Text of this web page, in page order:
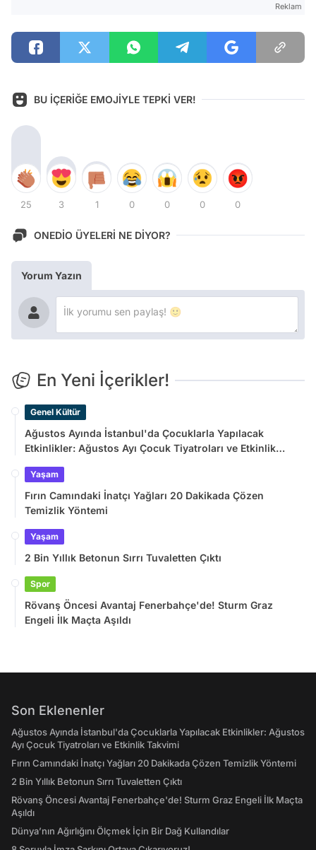
Reklam
BU İÇERİĞE EMOJİYLE TEPKİ VER!
25 3 1 0 0 0 0
ONEDİO ÜYELERİ NE DİYOR?
Yorum Yazın
En Yeni İçerikler!
Genel Kültür
Ağustos Ayında İstanbul'da Çocuklarla Yapılacak
Etkinlikler: Ağustos Ayı Çocuk Tiyatroları ve Etkinlik
Yaşam
Fırın Camındaki İnatçı Yağları 20 Dakikada Çözen
Temizlik Yöntemi
Yaşam
2 Bin Yıllık Betonun Sırrı Tuvaletten Çıktı
Spor
Rövanş Öncesi Avantaj Fenerbahçe'de! Sturm Graz
Engeli İlk Maçta Aşıldı
Son Eklenenler
Ağustos Ayında İstanbul'da Çocuklarla Yapılacak Etkinlikler: Ağustos
Ayı Çocuk Tiyatroları ve Etkinlik Takvimi
Fırın Camındaki İnatçı Yağları 20 Dakikada Çözen Temizlik Yöntemi
2 Bin Yıllık Betonun Sırrı Tuvaletten Çıktı
Rövanş Öncesi Avantaj Fenerbahçe'de! Sturm Graz Engeli İlk Maçta
Aşıldı
Dünya’nın Ağırlığını Ölçmek İçin Bir Dağ Kullandılar